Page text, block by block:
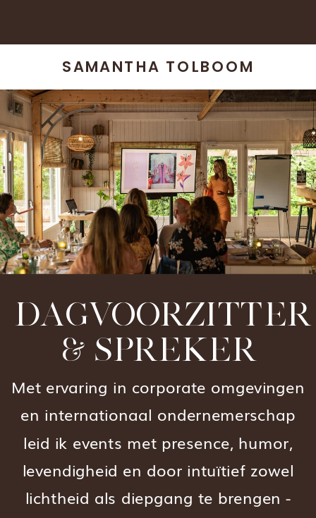
SAMANTHA TOLBOOM
Met ervaring in corporate omgevingen
en internationaal ondernemerschap
leid ik events met presence, humor,
levendigheid en door intuïtief zowel
lichtheid als diepgang te brengen -
DAGVOORZITTER
& SPREKER